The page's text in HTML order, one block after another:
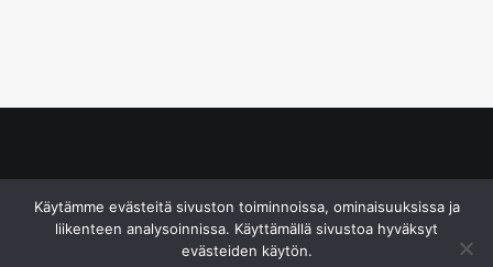
Käytämme evästeitä sivuston toiminnoissa, ominaisuuksissa ja
liikenteen analysoinnissa. Käyttämällä sivustoa hyväksyt
evästeiden käytön.